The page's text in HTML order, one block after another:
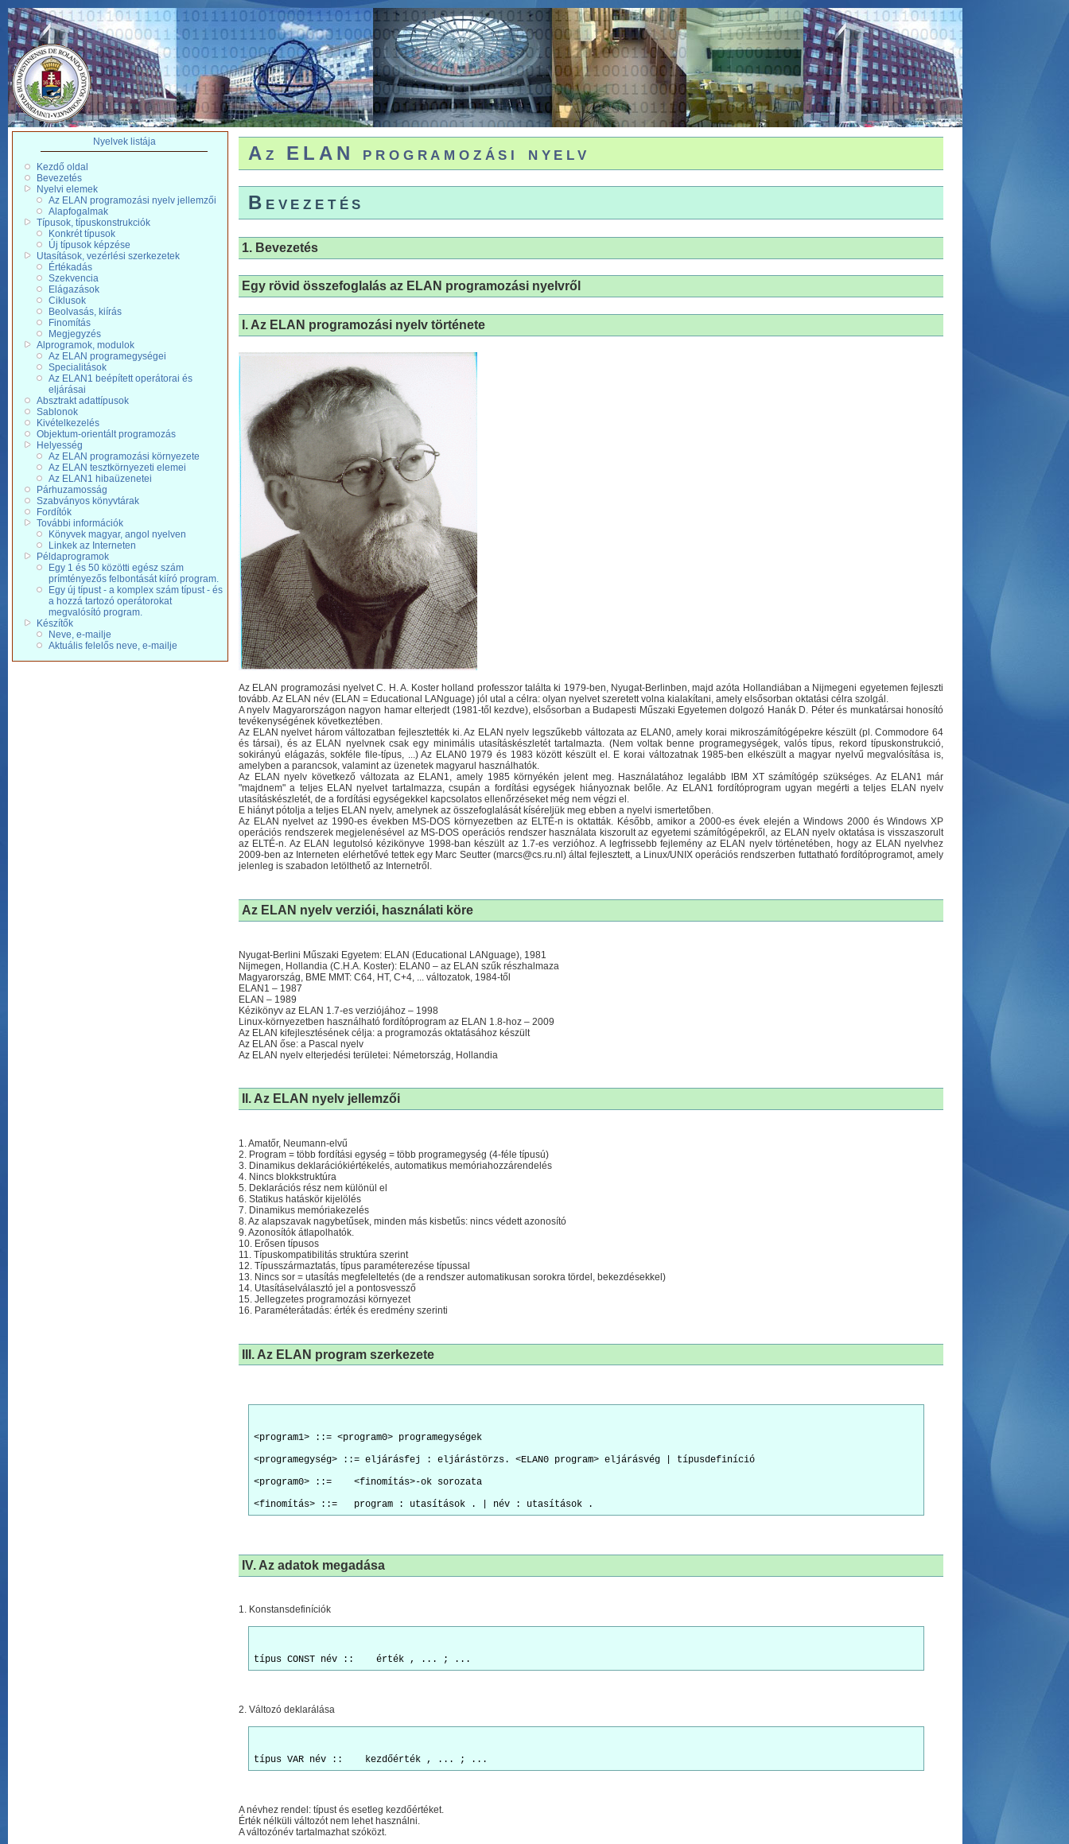
Nyelvek listája
Kezdő oldal
Bevezetés
Nyelvi elemek
Az ELAN programozási nyelv jellemzői
Alapfogalmak
Típusok, típuskonstrukciók
Konkrét típusok
Új típusok képzése
Utasítások, vezérlési szerkezetek
Értékadás
Szekvencia
Elágazások
Ciklusok
Beolvasás, kiírás
Finomítás
Megjegyzés
Alprogramok, modulok
Az ELAN programegységei
Specialitások
Az ELAN1 beépített operátorai és
eljárásai
Absztrakt adattípusok
Sablonok
Kivételkezelés
Objektum-orientált programozás
Helyesség
Az ELAN programozási környezete
Az ELAN tesztkörnyezeti elemei
Az ELAN1 hibaüzenetei
Párhuzamosság
Szabványos könyvtárak
Fordítók
További információk
Könyvek magyar, angol nyelven
Linkek az Interneten
Példaprogramok
Egy 1 és 50 közötti egész szám
prímtényezős felbontását kiíró program.
Egy új típust - a komplex szám típust - és
a hozzá tartozó operátorokat
megvalósító program.
Készítők
Neve, e-mailje
Aktuális felelős neve, e-mailje
Az ELAN programozási nyelv
Bevezetés
1. Bevezetés
Egy rövid összefoglalás az ELAN programozási nyelvről
I. Az ELAN programozási nyelv története
Az ELAN programozási nyelvet C. H. A. Koster holland professzor találta ki 1979-ben, Nyugat-Berlinben, majd azóta Hollandiában a Nijmegeni egyetemen fejleszti
tovább. Az ELAN név (ELAN = Educational LANguage) jól utal a célra: olyan nyelvet szeretett volna kialakítani, amely elsősorban oktatási célra szolgál.
A nyelv Magyarországon nagyon hamar elterjedt (1981-től kezdve), elsősorban a Budapesti Műszaki Egyetemen dolgozó Hanák D. Péter és munkatársai honosító
tevékenységének következtében.
Az ELAN nyelvet három változatban fejlesztették ki. Az ELAN nyelv legszűkebb változata az ELAN0, amely korai mikroszámítógépekre készült (pl. Commodore 64
és társai), és az ELAN nyelvnek csak egy minimális utasításkészletét tartalmazta. (Nem voltak benne programegységek, valós típus, rekord típuskonstrukció,
sokirányú elágazás, sokféle file-típus, ...) Az ELAN0 1979 és 1983 között készült el. E korai változatnak 1985-ben elkészült a magyar nyelvű megvalósítása is,
amelyben a parancsok, valamint az üzenetek magyarul használhatók.
Az ELAN nyelv következő változata az ELAN1, amely 1985 környékén jelent meg. Használatához legalább IBM XT számítógép szükséges. Az ELAN1 már
"majdnem" a teljes ELAN nyelvet tartalmazza, csupán a fordítási egységek hiányoznak belőle. Az ELAN1 fordítóprogram ugyan megérti a teljes ELAN nyelv
utasításkészletét, de a fordítási egységekkel kapcsolatos ellenőrzéseket még nem végzi el.
E hiányt pótolja a teljes ELAN nyelv, amelynek az összefoglalását kíséreljük meg ebben a nyelvi ismertetőben.
Az ELAN nyelvet az 1990-es években MS-DOS környezetben az ELTÉ-n is oktatták. Később, amikor a 2000-es évek elején a Windows 2000 és Windows XP
operációs rendszerek megjelenésével az MS-DOS operációs rendszer használata kiszorult az egyetemi számítógépekről, az ELAN nyelv oktatása is visszaszorult
az ELTÉ-n. Az ELAN legutolsó kézikönyve 1998-ban készült az 1.7-es verzióhoz. A legfrissebb fejlemény az ELAN nyelv történetében, hogy az ELAN nyelvhez
2009-ben az Interneten elérhetővé tettek egy Marc Seutter (marcs@cs.ru.nl) által fejlesztett, a Linux/UNIX operációs rendszerben futtatható fordítóprogramot, amely
jelenleg is szabadon letölthető az Internetről.
Az ELAN nyelv verziói, használati köre
Nyugat-Berlini Műszaki Egyetem: ELAN (Educational LANguage), 1981
Nijmegen, Hollandia (C.H.A. Koster): ELAN0 – az ELAN szűk részhalmaza
Magyarország, BME MMT: C64, HT, C+4, ... változatok, 1984-től
ELAN1 – 1987
ELAN – 1989
Kézikönyv az ELAN 1.7-es verziójához – 1998
Linux-környezetben használható fordítóprogram az ELAN 1.8-hoz – 2009
Az ELAN kifejlesztésének célja: a programozás oktatásához készült
Az ELAN őse: a Pascal nyelv
Az ELAN nyelv elterjedési területei: Németország, Hollandia
II. Az ELAN nyelv jellemzői
1. Amatőr, Neumann-elvű
2. Program = több fordítási egység = több programegység (4-féle típusú)
3. Dinamikus deklarációkiértékelés, automatikus memóriahozzárendelés
4. Nincs blokkstruktúra
5. Deklarációs rész nem különül el
6. Statikus hatáskör kijelölés
7. Dinamikus memóriakezelés
8. Az alapszavak nagybetűsek, minden más kisbetűs: nincs védett azonosító
9. Azonosítók átlapolhatók.
10. Erősen típusos
11. Típuskompatibilitás struktúra szerint
12. Típusszármaztatás, típus paraméterezése típussal
13. Nincs sor = utasítás megfeleltetés (de a rendszer automatikusan sorokra tördel, bekezdésekkel)
14. Utasításelválasztó jel a pontosvessző
15. Jellegzetes programozási környezet
16. Paraméterátadás: érték és eredmény szerinti
III. Az ELAN program szerkezete
<program1> ::= <program0> programegységek
<programegység> ::= eljárásfej : eljárástörzs. <ELAN0 program> eljárásvég | típusdefiníció
<program0> ::=    <finomítás>-ok sorozata
IV. Az adatok megadása
1. Konstansdefiníciók
2. Változó deklarálása
A névhez rendel: típust és esetleg kezdőértéket.
Érték nélküli változót nem lehet használni.
A változónév tartalmazhat szóközt.